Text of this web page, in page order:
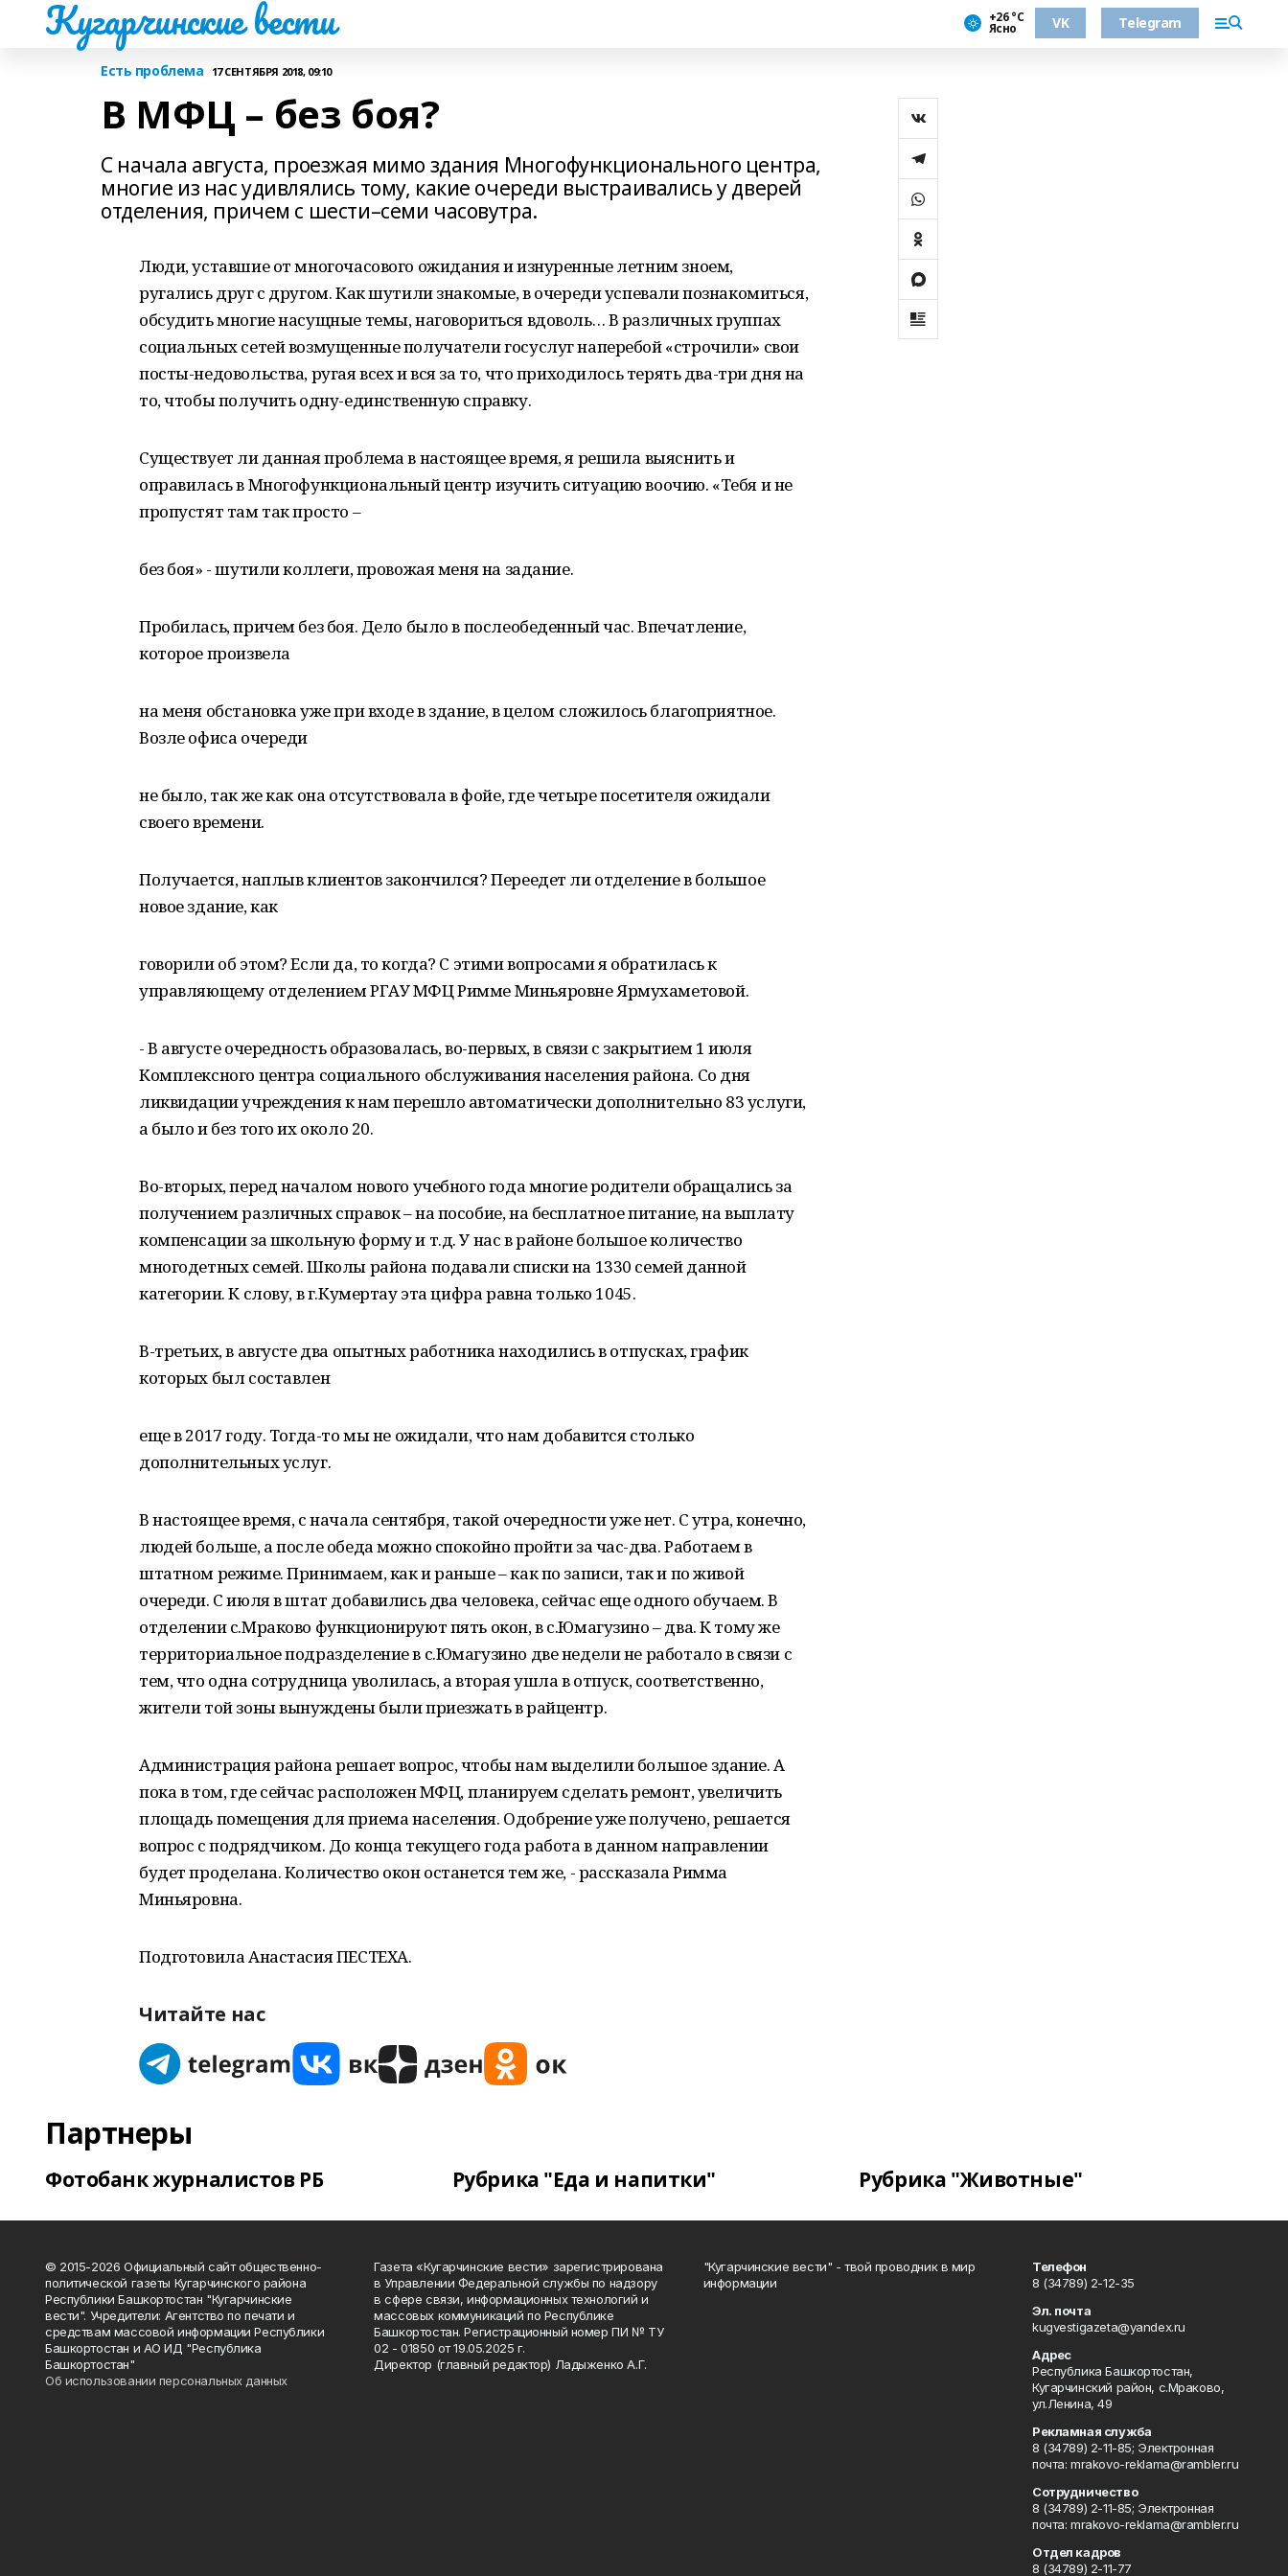
Кугарчинские вести +26 °С
Ясно VK Telegram
Есть проблема 17 СЕНТЯБРЯ 2018, 09:10
В МФЦ – без боя?
С начала августа, проезжая мимо здания Многофункционального центра,
многие из нас удивлялись тому, какие очереди выстраивались у дверей
отделения, причем с шести–семи часовутра.
Люди, уставшие от многочасового ожидания и изнуренные летним зноем,
ругались друг с другом. Как шутили знакомые, в очереди успевали познакомиться,
обсудить многие насущные темы, наговориться вдоволь… В различных группах
социальных сетей возмущенные получатели госуслуг наперебой «строчили» свои
посты-недовольства, ругая всех и вся за то, что приходилось терять два-три дня на
то, чтобы получить одну-единственную справку.
Существует ли данная проблема в настоящее время, я решила выяснить и
оправилась в Многофункциональный центр изучить ситуацию воочию. «Тебя и не
пропустят там так просто –
без боя» - шутили коллеги, провожая меня на задание.
Пробилась, причем без боя. Дело было в послеобеденный час. Впечатление,
которое произвела
на меня обстановка уже при входе в здание, в целом сложилось благоприятное.
Возле офиса очереди
не было, так же как она отсутствовала в фойе, где четыре посетителя ожидали
своего времени.
Получается, наплыв клиентов закончился? Переедет ли отделение в большое
новое здание, как
говорили об этом? Если да, то когда? С этими вопросами я обратилась к
управляющему отделением РГАУ МФЦ Римме Миньяровне Ярмухаметовой.
- В августе очередность образовалась, во-первых, в связи с закрытием 1 июля
Комплексного центра социального обслуживания населения района. Со дня
ликвидации учреждения к нам перешло автоматически дополнительно 83 услуги,
а было и без того их около 20.
Во-вторых, перед началом нового учебного года многие родители обращались за
получением различных справок – на пособие, на бесплатное питание, на выплату
компенсации за школьную форму и т.д. У нас в районе большое количество
многодетных семей. Школы района подавали списки на 1330 семей данной
категории. К слову, в г.Кумертау эта цифра равна только 1045.
В-третьих, в августе два опытных работника находились в отпусках, график
которых был составлен
еще в 2017 году. Тогда-то мы не ожидали, что нам добавится столько
дополнительных услуг.
В настоящее время, с начала сентября, такой очередности уже нет. С утра, конечно,
людей больше, а после обеда можно спокойно пройти за час-два. Работаем в
штатном режиме. Принимаем, как и раньше – как по записи, так и по живой
очереди. С июля в штат добавились два человека, сейчас еще одного обучаем. В
отделении с.Мраково функционируют пять окон, в с.Юмагузино – два. К тому же
территориальное подразделение в с.Юмагузино две недели не работало в связи с
тем, что одна сотрудница уволилась, а вторая ушла в отпуск, соответственно,
жители той зоны вынуждены были приезжать в райцентр.
Администрация района решает вопрос, чтобы нам выделили большое здание. А
пока в том, где сейчас расположен МФЦ, планируем сделать ремонт, увеличить
площадь помещения для приема населения. Одобрение уже получено, решается
вопрос с подрядчиком. До конца текущего года работа в данном направлении
будет проделана. Количество окон останется тем же, - рассказала Римма
Миньяровна.
Подготовила Анастасия ПЕСТЕХА.
Читайте нас
Партнеры
Фотобанк журналистов РБ Рубрика "Еда и напитки" Рубрика "Животные"
© 2015-2026 Официальный сайт общественно-
политической газеты Кугарчинского района
Республики Башкортостан "Кугарчинские
вести". Учредители: Агентство по печати и
средствам массовой информации Республики
Башкортостан и АО ИД "Республика
Башкортостан"
Об использовании персональных данных
Газета «Кугарчинские вести» зарегистрирована
в Управлении Федеральной службы по надзору
в сфере связи, информационных технологий и
массовых коммуникаций по Республике
Башкортостан. Регистрационный номер ПИ № ТУ
02 - 01850 от 19.05.2025 г.
Директор (главный редактор) Ладыженко А.Г.
"Кугарчинские вести" - твой проводник в мир
информации
Телефон
8 (34789) 2-12-35
Эл. почта
kugvestigazeta@yandex.ru
Адрес
Республика Башкортостан,
Кугарчинский район, с.Мраково,
ул.Ленина, 49
Рекламная служба
8 (34789) 2-11-85; Электронная
почта: mrakovo-reklama@rambler.ru
Сотрудничество
8 (34789) 2-11-85; Электронная
почта: mrakovo-reklama@rambler.ru
Отдел кадров
8 (34789) 2-11-77